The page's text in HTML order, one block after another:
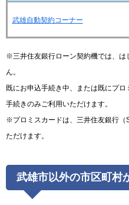
武雄自動契約コーナー
※三井住友銀行ローン契約機では、は
ん。
既にお申込手続き中、または既にプ
手続きのみご利用いただけます。
※プロミスカードは、三井住友銀行（
ただけます。
武雄市以外の市区町村